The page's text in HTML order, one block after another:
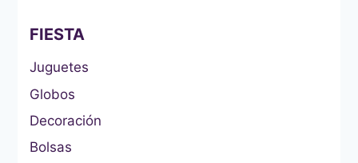
FIESTA
Juguetes
Globos
Decoración
Bolsas